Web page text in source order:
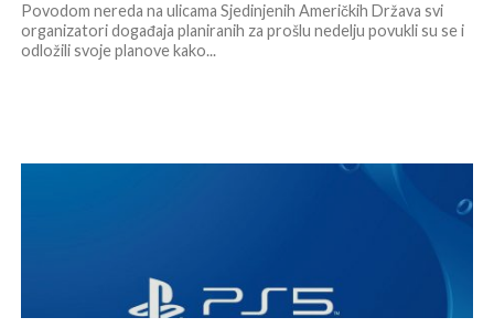
Povodom nereda na ulicama Sjedinjenih Američkih Država svi
organizatori događaja planiranih za prošlu nedelju povukli su se i
odložili svoje planove kako...